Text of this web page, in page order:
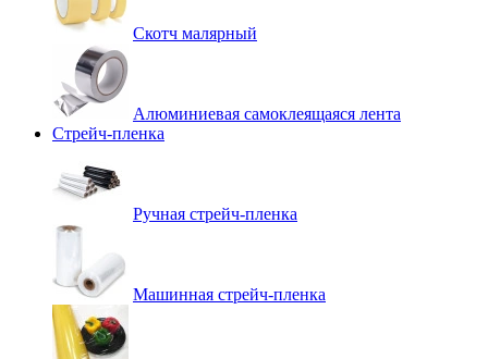
Скотч малярный
Алюминиевая самоклеящаяся лента
Стрейч-пленка
Ручная стрейч-пленка
Машинная стрейч-пленка